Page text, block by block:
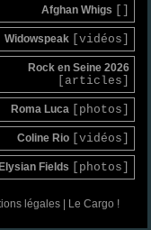
Afghan Whigs
Widowspeak [vidéos]
Rock en Seine 2026
[articles]
Roma Luca [photos]
Coline Rio [vidéos]
Elysian Fields [photos]
légales| Le Cargo !